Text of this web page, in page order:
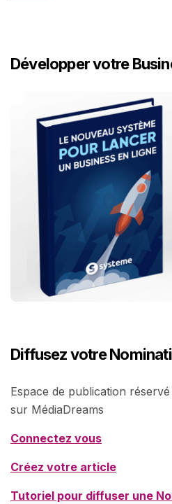
Développer votre
Diffusez votre
Espace de publication
sur MédiaDreams
Connectez vous
Créez votre article
Tutoriel pour diffuser une